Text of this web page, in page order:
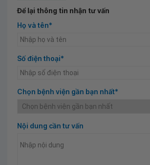
Để lại thông tin nhận tư vấn
Họ và tên*
Số điện thoại*
Chọn bệnh viện gần bạn nhất*
Nội dung cần tư vấn